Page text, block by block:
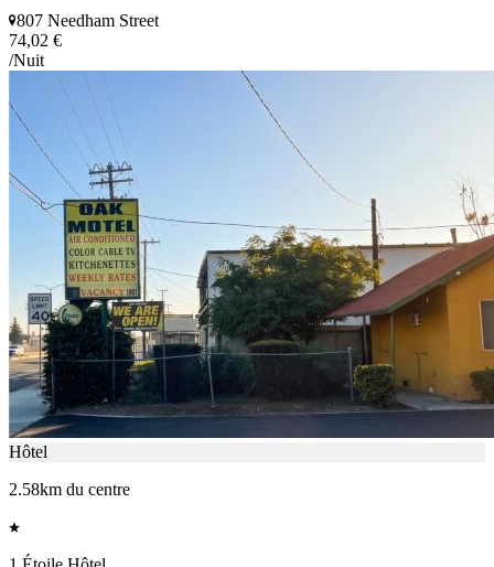
807 Needham Street
74,02 €
/Nuit
Hôtel
2.58km du centre